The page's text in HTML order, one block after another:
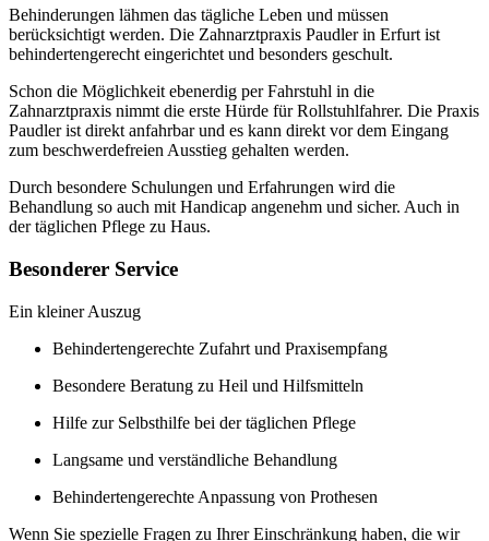
Behinderungen lähmen das tägliche Leben und müssen
berücksichtigt werden. Die Zahnarztpraxis Paudler in Erfurt ist
behindertengerecht eingerichtet und besonders geschult.
Schon die Möglichkeit ebenerdig per Fahrstuhl in die
Zahnarztpraxis nimmt die erste Hürde für Rollstuhlfahrer. Die Praxis
Paudler ist direkt anfahrbar und es kann direkt vor dem Eingang
zum beschwerdefreien Ausstieg gehalten werden.
Durch besondere Schulungen und Erfahrungen wird die
Behandlung so auch mit Handicap angenehm und sicher. Auch in
der täglichen Pflege zu Haus.
Besonderer Service
Ein kleiner Auszug
Behindertengerechte Zufahrt und Praxisempfang
Besondere Beratung zu Heil und Hilfsmitteln
Hilfe zur Selbsthilfe bei der täglichen Pflege
Langsame und verständliche Behandlung
Behindertengerechte Anpassung von Prothesen
Wenn Sie spezielle Fragen zu Ihrer Einschränkung haben, die wir